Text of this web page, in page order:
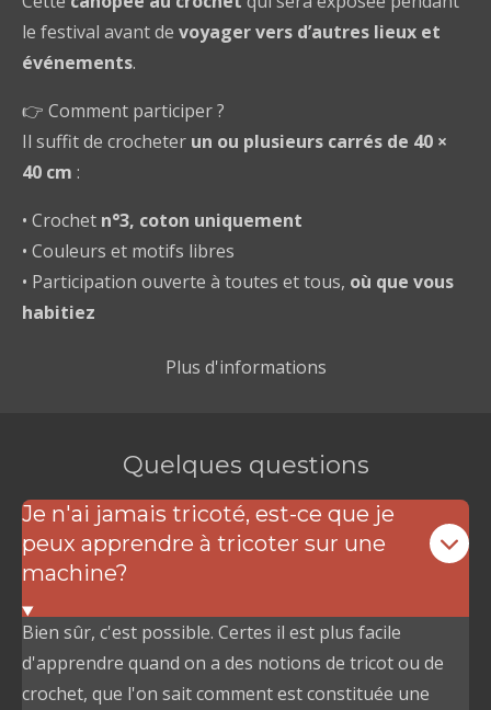
le festival avant de voyager vers d’autres lieux et
événements.
👉 Comment participer ?
Il suffit de crocheter un ou plusieurs carrés de 40 ×
40 cm :
• Crochet n°3, coton uniquement
• Couleurs et motifs libres
• Participation ouverte à toutes et tous, où que vous
habitiez
Plus d'informations
Quelques questions
Je n'ai jamais tricoté, est-ce que je
peux apprendre à tricoter sur une
machine?
Bien sûr, c'est possible. Certes il est plus facile
d'apprendre quand on a des notions de tricot ou de
crochet, que l'on sait comment est constituée une